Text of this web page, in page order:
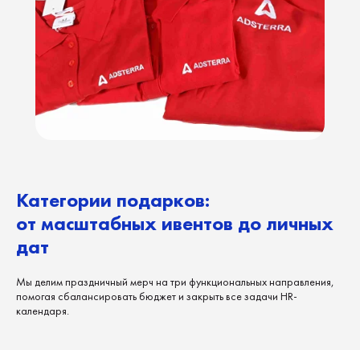
Категории подарков:
от масштабных ивентов до личных
дат
Мы делим праздничный мерч на три функциональных направления,
помогая сбалансировать бюджет и закрыть все задачи HR-
календаря.